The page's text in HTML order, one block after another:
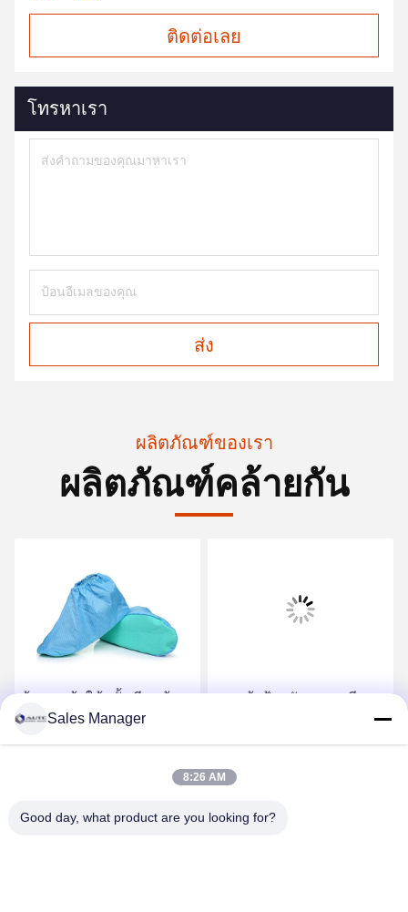
ติดต่อเลย
โทรหาเรา
ส่ง
ผลิตภัณฑ์ของเรา
ผลิตภัณฑ์คล้ายกัน
ผ้ารองเท้าใช้ครั้งเดียว ผ้า
รองเท้าแบบไม่เนื้อแบบไม่
ติดต่อสแตตติก สําหรับ
รองเท้าป้องกันความเสีย
แรงงาน รองเท้าทํางานสูง
Sales Manager
8:26 AM
Good day, what product are you looking for?